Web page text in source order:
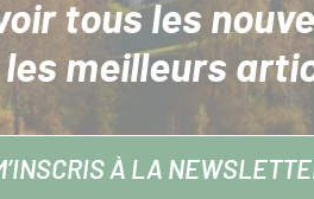
tous les
meilleurs
À LA